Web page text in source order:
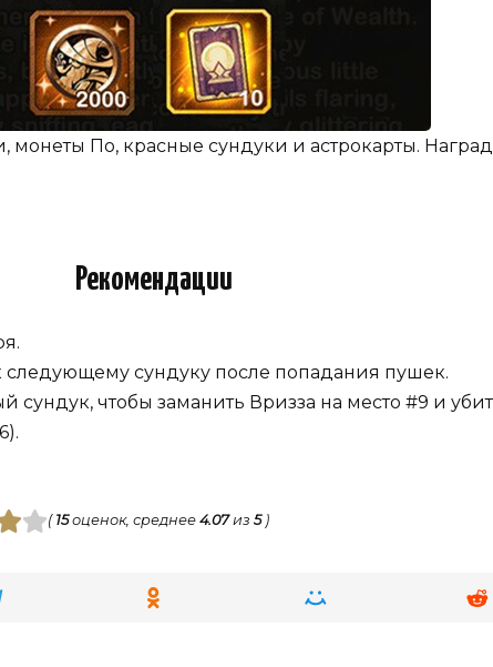
монеты По, красные сундуки и астрокарты.
Рекомендации
следующему сундуку после попадания пушек.
сундук, чтобы заманить Вризза на место #9 и
( 15оценок, среднее 4.07из 5)